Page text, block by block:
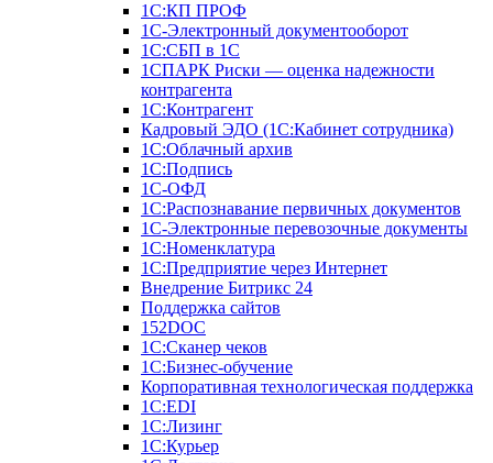
1С:КП ПРОФ
1С-Электронный документооборот
1С:СБП в 1С
1СПАРК Риски — оценка надежности
контрагента
1С:Контрагент
Кадровый ЭДО (1С:Кабинет сотрудника)
1С:Облачный архив
1С:Подпись
1С-ОФД
1С:Распознавание первичных документов
1С-Электронные перевозочные документы
1С:Номенклатура
1С:Предприятие через Интернет
Внедрение Битрикс 24
Поддержка сайтов
152DOC
1С:Сканер чеков
1С:Бизнес-обучение
Корпоративная технологическая поддержка
1С:ЕDI
1С:Лизинг
1С:Курьер